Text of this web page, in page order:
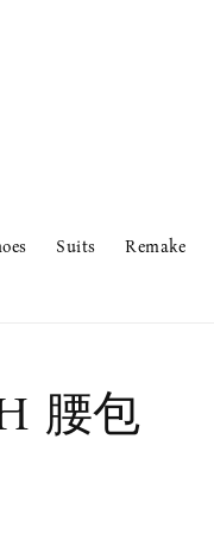
Suits Remake
腰包